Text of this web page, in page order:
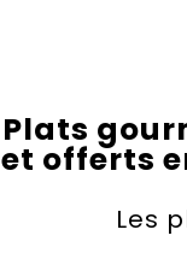
Plats
et offerts
Les